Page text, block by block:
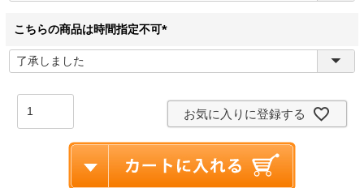
こちらの商品は時間指定不可
(
お気に入りに登録する